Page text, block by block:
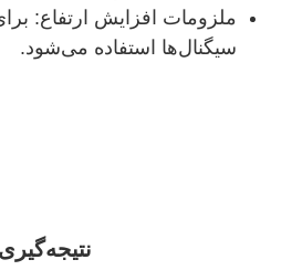
ملزومات افزایش ارتفاع:
سیگنال‌ها استفاده می‌شود.
نتیجه‌گیری